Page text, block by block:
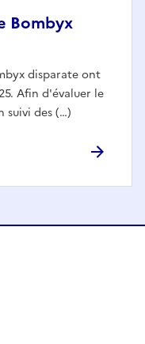
Bombyx
disparate ont
Afin d'évaluer le
suivi des (…)